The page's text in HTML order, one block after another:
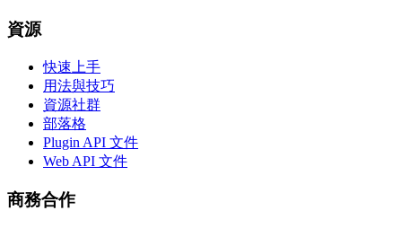
資源
快速上手
用法與技巧
資源社群
部落格
Plugin API 文件
Web API 文件
商務合作